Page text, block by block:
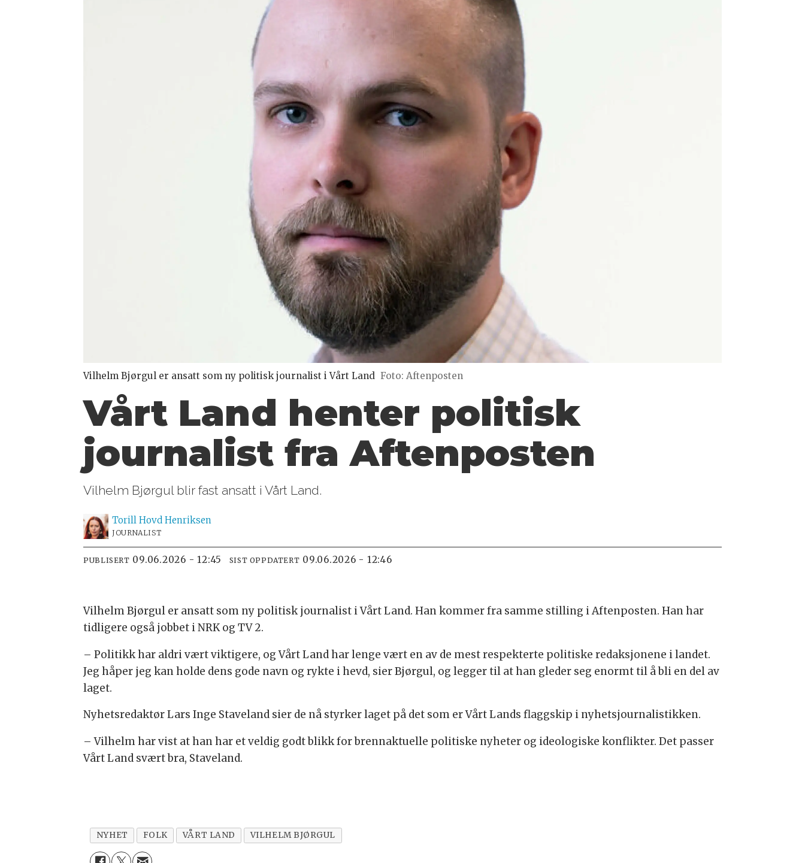
Vilhelm Bjørgul er ansatt som ny politisk journalist i Vårt Land Foto: Aftenposten
Vårt Land henter politisk
journalist fra Aftenposten
Vilhelm Bjørgul blir fast ansatt i Vårt Land.
Torill Hovd Henriksen
JOURNALIST
PUBLISERT 09.06.2026 - 12:45 SIST OPPDATERT 09.06.2026 - 12:46
Vilhelm Bjørgul er ansatt som ny politisk journalist i Vårt Land. Han kommer fra samme stilling i Aftenposten. Han har
tidligere også jobbet i NRK og TV 2.
– Politikk har aldri vært viktigere, og Vårt Land har lenge vært en av de mest respekterte politiske redaksjonene i landet.
Jeg håper jeg kan holde dens gode navn og rykte i hevd, sier Bjørgul, og legger til at han gleder seg enormt til å bli en del av
laget.
Nyhetsredaktør Lars Inge Staveland sier de nå styrker laget på det som er Vårt Lands flaggskip i nyhetsjournalistikken.
– Vilhelm har vist at han har et veldig godt blikk for brennaktuelle politiske nyheter og ideologiske konflikter. Det passer
Vårt Land svært bra, Staveland.
NYHET FOLK VÅRT LAND VILHELM BJØRGUL